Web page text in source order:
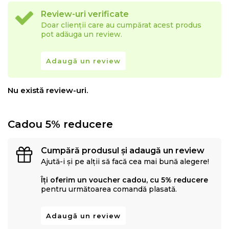
Review-uri verificate
Doar clienții care au cumpărat acest produs
pot adăuga un review.
Adaugă un review
Nu există review-uri.
Cadou 5% reducere
Cumpără produsul și adaugă un review
Ajută-i și pe alții să facă cea mai bună alegere!
Îți oferim un voucher cadou, cu 5% reducere
pentru următoarea comandă plasată.
Adaugă un review